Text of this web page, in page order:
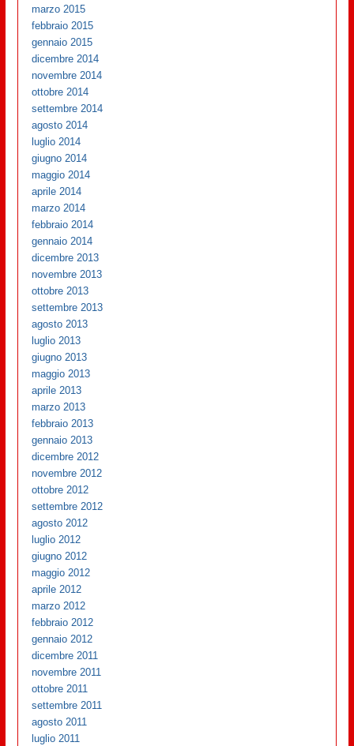
marzo 2015
febbraio 2015
gennaio 2015
dicembre 2014
novembre 2014
ottobre 2014
settembre 2014
agosto 2014
luglio 2014
giugno 2014
maggio 2014
aprile 2014
marzo 2014
febbraio 2014
gennaio 2014
dicembre 2013
novembre 2013
ottobre 2013
settembre 2013
agosto 2013
luglio 2013
giugno 2013
maggio 2013
aprile 2013
marzo 2013
febbraio 2013
gennaio 2013
dicembre 2012
novembre 2012
ottobre 2012
settembre 2012
agosto 2012
luglio 2012
giugno 2012
maggio 2012
aprile 2012
marzo 2012
febbraio 2012
gennaio 2012
dicembre 2011
novembre 2011
ottobre 2011
settembre 2011
agosto 2011
luglio 2011